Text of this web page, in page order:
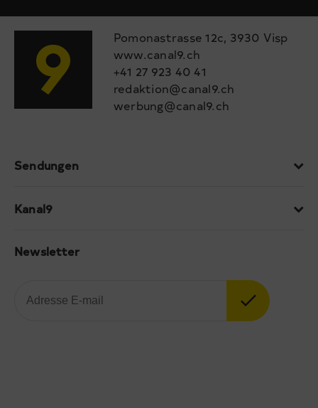
Pomonastrasse 12c, 3930 Visp
www.canal9.ch
+41 27 923 40 41
redaktion@canal9.ch
werbung@canal9.ch
Sendungen
Kanal9
Newsletter